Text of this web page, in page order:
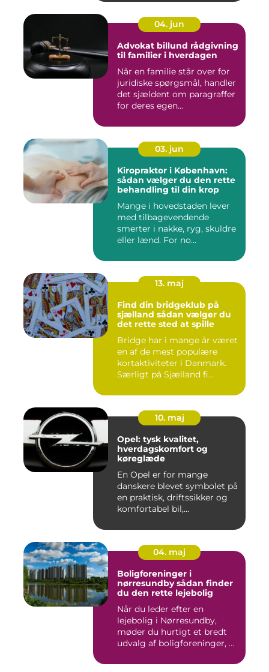
04. jun
Advokat billund rådgivning
til familier i hverdagen
Når en familie står over for
juridiske spørgsmål, handler
det sjældent om paragraffer
for deres egen...
03. jun
Kiropraktor i København:
sådan vælger du den rette
behandling til din krop
Mange i hovedstaden lever
med tilbagevendende
smerter i nakke, ryg, skuldre
eller lænd. For no...
13. maj
Find din bridgeklub på
sjælland sådan vælger du
det rette sted at spille
Bridge har i mange år været
en af de mest populære
kortaktiviteter i Danmark.
Særligt på Sjælland fi...
10. maj
Opel: tysk kvalitet,
hverdagskomfort og
køreglæde
En Opel er for mange
danskere blevet symbolet på
en praktisk, driftssikker og
komfortabel bil,...
04. maj
Boligforeninger i
nørresundby sådan finder
du den rette lejebolig
Når du leder efter en
lejebolig i Nørresundby,
møder du hurtigt et bredt
udvalg af boligforeninger, ...